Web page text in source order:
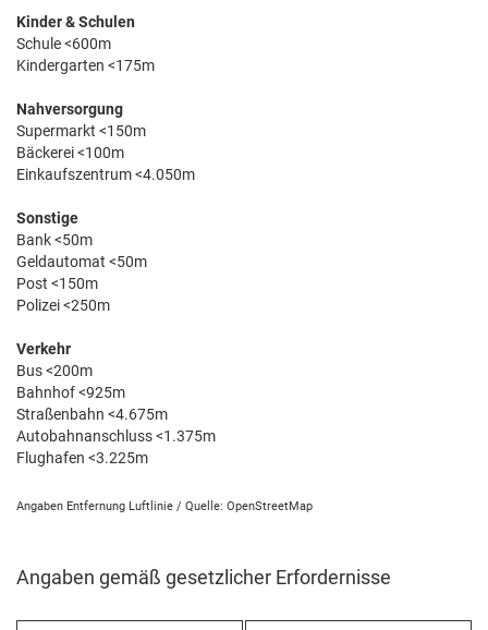
Kinder & Schulen
Schule <600m
Kindergarten <175m
Nahversorgung
Supermarkt <150m
Bäckerei <100m
Einkaufszentrum <4.050m
Sonstige
Bank <50m
Geldautomat <50m
Post <150m
Polizei <250m
Verkehr
Bus <200m
Bahnhof <925m
Straßenbahn <4.675m
Autobahnanschluss <1.375m
Flughafen <3.225m
Angaben Entfernung Luftlinie / Quelle: OpenStreetMap
Angaben gemäß gesetzlicher Erfordernisse